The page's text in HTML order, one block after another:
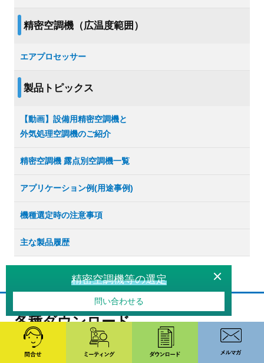
精密空調機（広温度範囲）
エアプロセッサー
製品トピックス
【動画】設備用精密空調機と
外気処理空調機のご紹介
精密空調機 露点別空調機一覧
アプリケーション例(用途事例)
機種選定時の注意事項
主な製品履歴
各種ダウンロード
CADデータ
精密空調機等の選定
問い合わせる